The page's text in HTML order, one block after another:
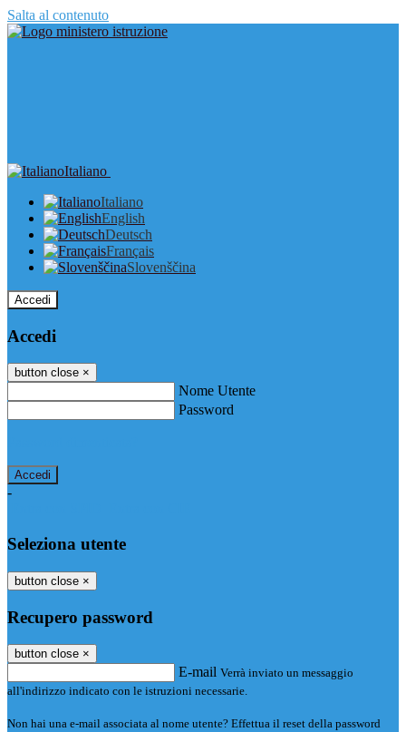
Salta al contenuto
Italiano
Italiano
English
Deutsch
Français
Slovenščina
Accedi
Accedi
button close ×
Nome Utente
Password
-
Seleziona utente
button close ×
Recupero password
button close ×
E-mail Verrà inviato un messaggio
all'indirizzo indicato con le istruzioni necessarie.
Non hai una e-mail associata al nome utente? Effettua il reset della password